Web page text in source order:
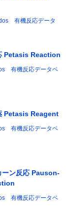
有機反応データ
Petasis Reaction
有機反応データベ
Petasis Reagent
有機反応データベ
ーン反応 Pauson-
有機反応データベ